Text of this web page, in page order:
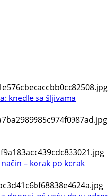
knedle sa šljivama
– korak po korak